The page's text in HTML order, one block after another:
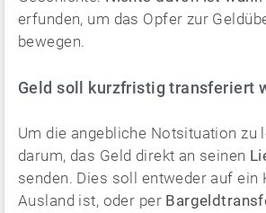
erfunden, um das Opfer zur
bewegen.
Geld soll kurzfristig transferiert
Um die angebliche Notsituation zu
darum, das Geld direkt an seinen
senden. Dies soll entweder auf ein
Ausland ist, oder per